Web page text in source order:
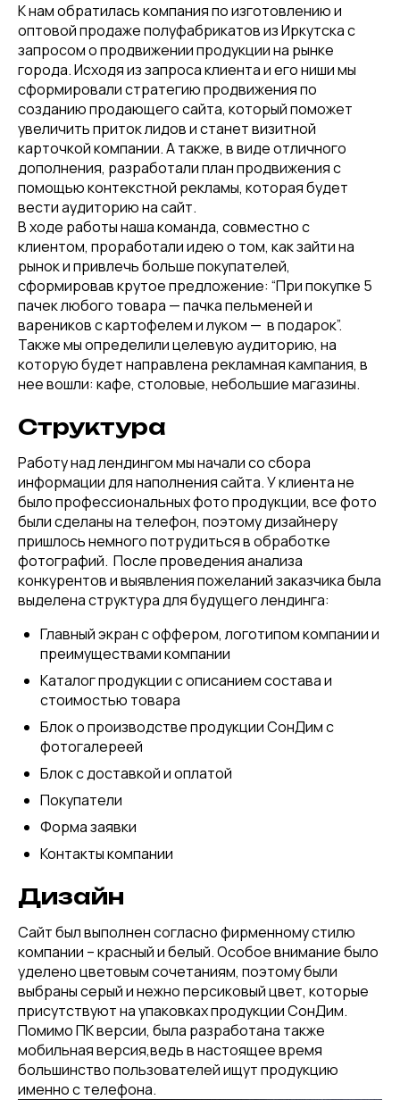
К нам обратилась компания по изготовлению и
оптовой продаже полуфабрикатов из Иркутска с
запросом о продвижении продукции на рынке
города. Исходя из запроса клиента и его ниши мы
сформировали стратегию продвижения по
созданию продающего сайта, который поможет
увеличить приток лидов и станет визитной
карточкой компании. А также, в виде отличного
дополнения, разработали план продвижения с
помощью контекстной рекламы, которая будет
вести аудиторию на сайт.
В ходе работы наша команда, совместно с
клиентом, проработали идею о том, как зайти на
рынок и привлечь больше покупателей,
сформировав крутое предложение: “При покупке 5
пачек любого товара — пачка пельменей и
вареников с картофелем и луком — в подарок”.
Также мы определили целевую аудиторию, на
которую будет направлена рекламная кампания, в
нее вошли: кафе, столовые, небольшие магазины.
Структура
Работу над лендингом мы начали со сбора
информации для наполнения сайта. У клиента не
было профессиональных фото продукции, все фото
были сделаны на телефон, поэтому дизайнеру
пришлось немного потрудиться в обработке
фотографий. После проведения анализа
конкурентов и выявления пожеланий заказчика была
выделена структура для будущего лендинга:
Главный экран с оффером, логотипом компании и
преимуществами компании
Каталог продукции с описанием состава и
стоимостью товара
Блок о производстве продукции СонДим с
фотогалереей
Блок с доставкой и оплатой
Покупатели
Форма заявки
Контакты компании
Дизайн
Сайт был выполнен согласно фирменному стилю
компании – красный и белый. Особое внимание было
уделено цветовым сочетаниям, поэтому были
выбраны серый и нежно персиковый цвет, которые
присутствуют на упаковках продукции СонДим.
Помимо ПК версии, была разработана также
мобильная версия,ведь в настоящее время
большинство пользователей ищут продукцию
именно с телефона.